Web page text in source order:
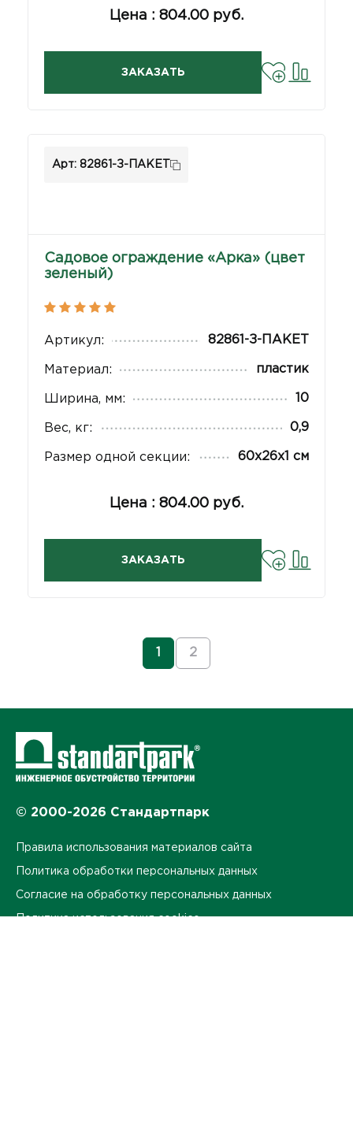
Цена : 804.00 руб.
ЗАКАЗАТЬ
Арт: 82861-З-ПАКЕТ
Садовое ограждение «Арка» (цвет
зеленый)
Артикул: 82861-З-ПАКЕТ
Материал: пластик
Ширина, мм: 10
Вес, кг: 0,9
Размер одной секции: 60х26х1 см
Цена : 804.00 руб.
ЗАКАЗАТЬ
2
© 2000-2026 Стандартпарк
Правила использования материалов сайта
Политика обработки персональных данных
Согласие на обработку персональных данных
Политика использования cookies